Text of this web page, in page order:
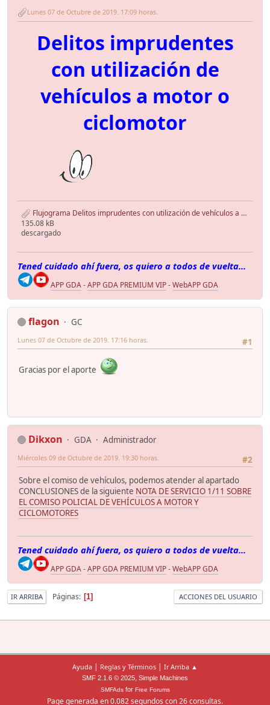
Lunes 07 de Octubre de 2019. 17:09 horas.
Delitos imprudentes
con utilización de
vehículos a motor o
ciclomotor
Flujograma Delitos imprudentes con utilización de vehículos a motor o ciclomotor.pdf
135.08 kB
descargado
Tened cuidado ahí fuera, os quiero a todos de vuelta...
APP GDA-APP GDA PREMIUM VIP-WebAPP GDA
flagon
GC
#1
Lunes 07 de Octubre de 2019. 17:16 horas.
Gracias por el aporte
Dikxon GDA
Administrador
#2
Miércoles 09 de Octubre de 2019. 19:30 horas.
Sobre el comiso de vehículos, podemos atender al apartado
CONCLUSIONES de la siguiente NOTA DE SERVICIO 1/11 SOBRE
EL COMISO POLICIAL DE VEHÍCULOS A MOTOR Y
CICLOMOTORES
Tened cuidado ahí fuera, os quiero a todos de vuelta...
APP GDA-APP GDA PREMIUM VIP-WebAPP GDA
IR ARRIBA Páginas 1 ACCIONES DEL USUARIO
Ayuda | Reglas y Términos | Ir Arriba ▲
SMF 2.1.6 © 2025, Simple Machines
SMFAdsfor Free Forums
Page generada en 0.082 segundos con 26 consultas.